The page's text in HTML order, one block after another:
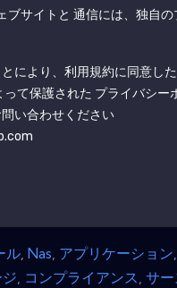
ブサイトと 通信には、独自
により、利用規約に同意し
て保護された プライバシー
い合わせください
ル,Nas, アプリケーション,
, コンプライアンス,サー